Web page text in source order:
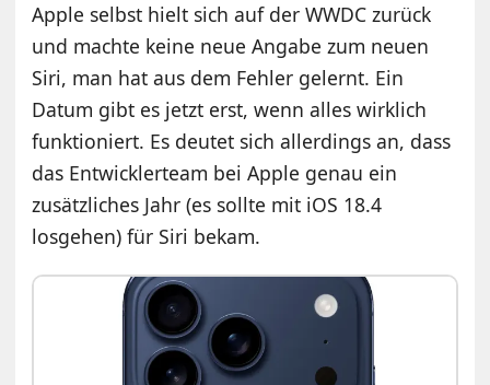
Apple selbst hielt sich auf der WWDC zurück
und machte keine neue Angabe zum neuen
Siri, man hat aus dem Fehler gelernt. Ein
Datum gibt es jetzt erst, wenn alles wirklich
funktioniert. Es deutet sich allerdings an, dass
das Entwicklerteam bei Apple genau ein
zusätzliches Jahr (es sollte mit iOS 18.4
losgehen) für Siri bekam.